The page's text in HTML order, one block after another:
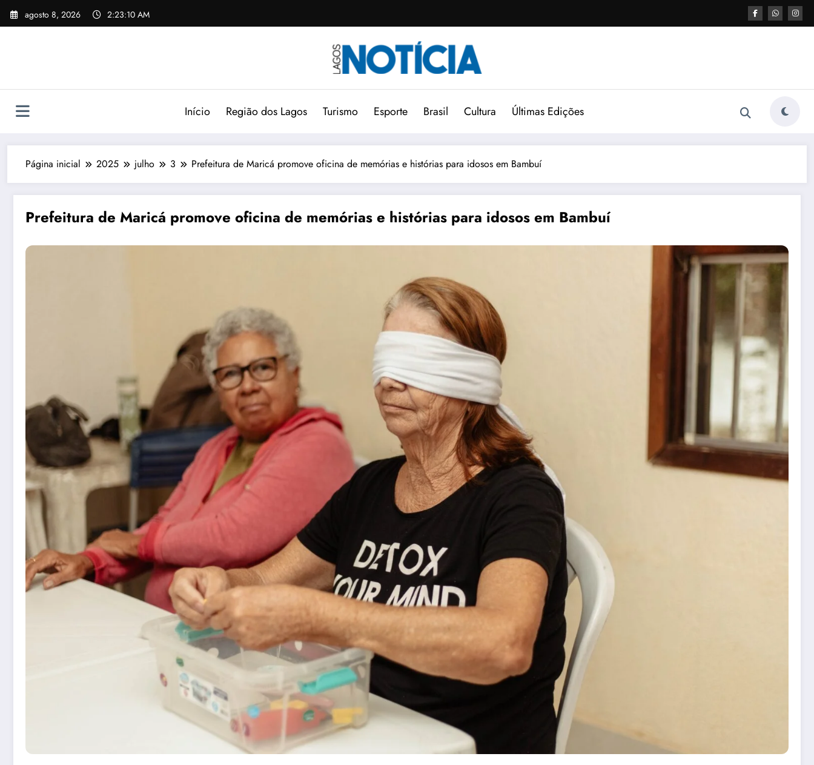
agosto 8, 2026 2:23:11 AM
Início Região dos Lagos Turismo Esporte Brasil Cultura Últimas Edições
Página inicial 2025 julho 3 Prefeitura de Maricá promove oficina de memórias e histórias para idosos em Bambuí
Prefeitura de Maricá promove oficina de memórias e histórias para idosos em Bambuí